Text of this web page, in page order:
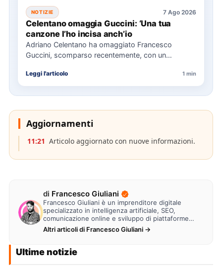
NOTIZIE 7 Ago 2026
Celentano omaggia Guccini: ‘Una tua
canzone l’ho incisa anch’io
Adriano Celentano ha omaggiato Francesco
Guccini, scomparso recentemente, con un
"Vite" che…
Leggi l'articolo 1 min
Aggiornamenti
11:21 Articolo aggiornato con nuove informazioni.
di Francesco Giuliani
Francesco Giuliani è un imprenditore digitale
specializzato in intelligenza artificiale, SEO,
comunicazione online e sviluppo di piattaforme
web. Lavora alla creazione di…
Altri articoli di Francesco Giuliani →
Ultime notizie